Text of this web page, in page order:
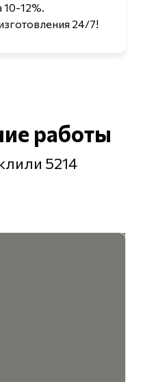
12%.
24/7!
работы
5214